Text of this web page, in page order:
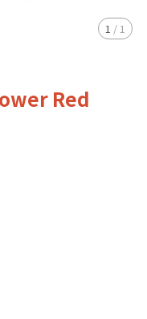
1 / 1
Red